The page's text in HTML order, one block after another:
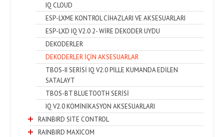
IQ CLOUD
ESP-LXME KONTROL CİHAZLARI VE AKSESUARLARI
ESP-LXD IQ V2.0 2- WİRE DEKODER UYDU
DEKODERLER
DEKODERLER İÇİN AKSESUARLAR
TBOS-II SERİSİ IQ V2.0 PİLLE KUMANDA EDİLEN
SATALAYT
TBOS-BT BLUETOOTH SERİSİ
IQ V2.0 KOMİNİKASYON AKSESUARLARI
RAINBIRD SITE CONTROL
RAINBIRD MAXICOM